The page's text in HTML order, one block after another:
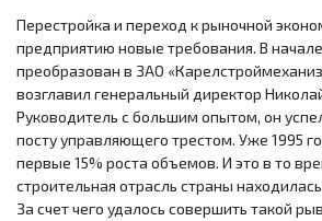
Перестройка и переход к рыночной
предприятию новые требования. В
преобразован в ЗАО
возглавил генеральный директор
Руководитель с большим опытом, он
посту управляющего трестом. Уже 1995
первые 15% роста объемов. И это в то
строительная отрасль страны
За счет чего удалось совершить такой